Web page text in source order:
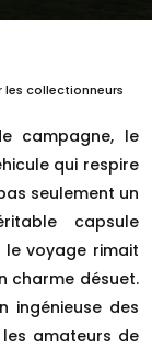
collectionneurs
campagne, le
qui respire
seulement un
capsule
le voyage rimait
charme désuet.
ingénieuse des
amateurs de